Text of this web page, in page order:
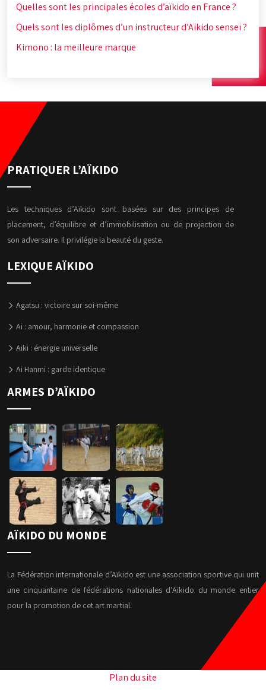
Quelles sont les principales écoles d’aïkido en France ?
Quels sont les diplômes d’un instructeur d’Aïkido senseï ?
Kimono : la meilleure marque
PRATIQUER L’AÏKIDO
Les techniques d’Aïkido sont basées sur des principes de
placement, d’équilibre et d’immobilisation ou de projection de
son adversaire. Il privilégie la beauté du geste.
LEXIQUE AÏKIDO
Agatsu : victoire sur soi-même
Ai : amour, harmonie et compassion
Aiki : énergie universelle
Ai Hanmi : garde identique
ARMES D’AÏKIDO
AÏKIDO DU MONDE
La Fédération internationale d’Aïkido est une association sportive qui unit
une cinquantaine de fédérations nationales d’Aïkido du monde entier
pour la promotion de cet art martial.
Plan du site